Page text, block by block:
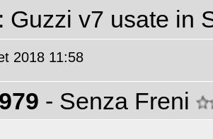
: Guzzi v7 usate in
2018 11:58
- Senza Freni